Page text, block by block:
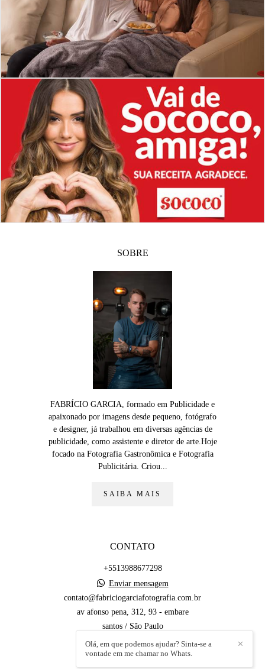
SOBRE
FABRÍCIO GARCIA, formado em Publicidade e
apaixonado por imagens desde pequeno, fotógrafo
e designer, já trabalhou em diversas agências de
publicidade, como assistente e diretor de arte.Hoje
focado na Fotografia Gastronômica e Fotografia
Publicitária. Criou...
SAIBA MAIS
CONTATO
+5513988677298
Enviar mensagem
contato@fabriciogarciafotografia.com.br
av afonso pena, 312, 93 - embare
santos / São Paulo
✕
Olá, em que podemos ajudar? Sinta-se a
vontade em me chamar no Whats.